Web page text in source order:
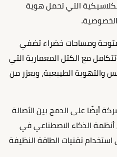
التي تحمل هوية
ومساحات خضراء تضفي
مع الكتل المعمارية التي
الطبيعية، ويعزز من
أيضًا على الدمج بين الأصالة
أنظمة الذكاء الاصطناعي في
استخدام تقنيات الطاقة النظيفة